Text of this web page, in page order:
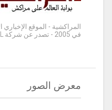
المراكشية - الموقع
في 2005 - تصدر عن شركة IMAR MED-SARL
معرض الصور